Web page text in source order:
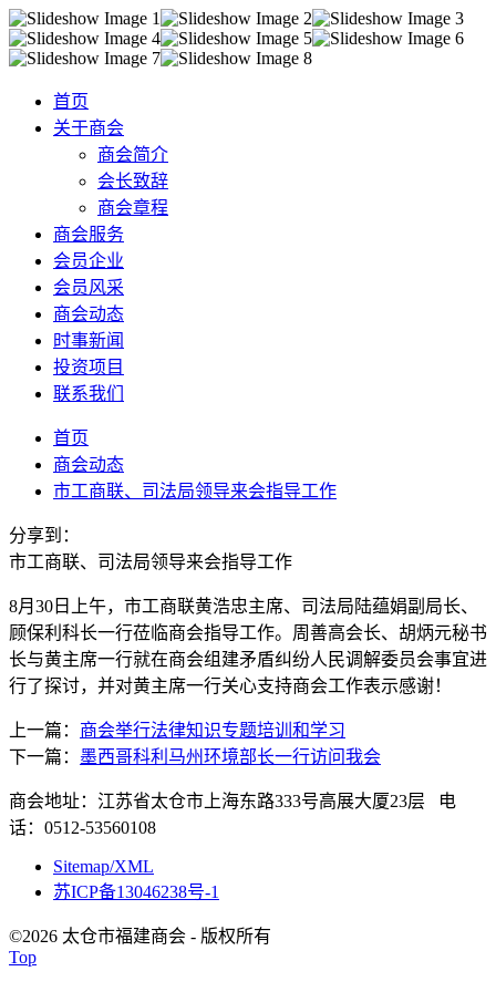
首页
关于商会
商会简介
会长致辞
商会章程
商会服务
会员企业
会员风采
商会动态
时事新闻
投资项目
联系我们
首页
商会动态
市工商联、司法局领导来会指导工作
分享到：
市工商联、司法局领导来会指导工作
8月30日上午，市工商联黄浩忠主席、司法局陆蕴娟副局长、
顾保利科长一行莅临商会指导工作。周善高会长、胡炳元秘书
长与黄主席一行就在商会组建矛盾纠纷人民调解委员会事宜进
行了探讨，并对黄主席一行关心支持商会工作表示感谢！
上一篇： 商会举行法律知识专题培训和学习
下一篇： 墨西哥科利马州环境部长一行访问我会
商会地址：江苏省太仓市上海东路333号高展大厦23层 电
话：0512-53560108
Sitemap/XML
苏ICP备13046238号-1
©2026 太仓市福建商会 - 版权所有
Top